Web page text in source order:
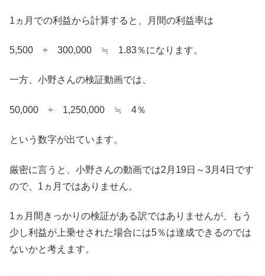
1ヵ月での利益から計算すると、月間の利益率は
5,500 ÷ 300,000 ≒ 1.83％になります。
一方、小野さんの検証動画では、
50,000 ÷ 1,250,000 ≒ 4％
という数字が出ています。
厳密に言うと、小野さんの動画では2月19日～3月4日です
ので、1ヵ月ではありません。
1ヵ月間きっかりの検証がある訳ではありませんが、もう
少し利益が上乗せされた場合には5％は達成できるのでは
ないかと考えます。